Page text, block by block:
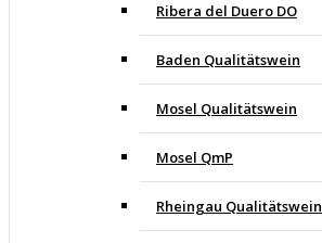
Ribera del Duero DO
Baden Qualitätswein
Mosel Qualitätswein
Mosel QmP
Rheingau Qualitätswein